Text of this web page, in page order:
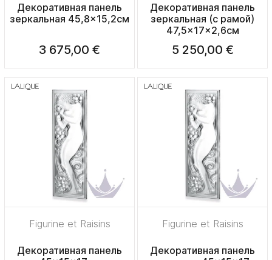
Декоративная панель
зеркальная 45,8x15,2см
3 675,00 €
Декоративная панель
зеркальная (с рамой)
47,5x17x2,6см
5 250,00 €
Figurine et Raisins
Декоративная панель
Figurine et Raisins
Декоративная панель